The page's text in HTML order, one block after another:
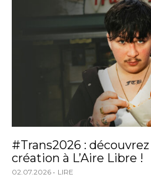
#Trans2026 :
création à L’Aire Libre !
02.07.2026 LIRE